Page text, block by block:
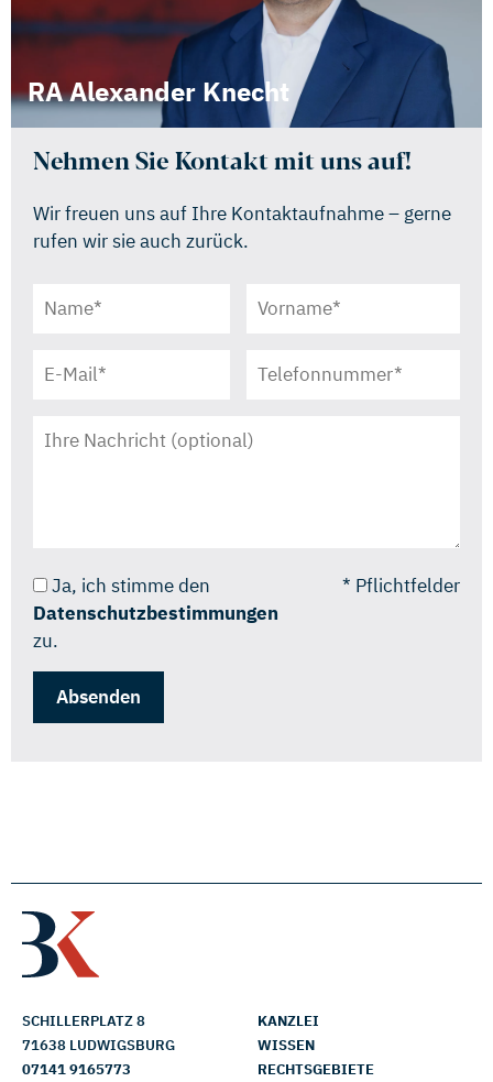
RA Alexander Knecht
Nehmen Sie Kontakt mit uns auf!
Wir freuen uns auf Ihre Kontaktaufnahme – gerne
rufen wir sie auch zurück.
Ja, ich stimme den
Datenschutzbestimmungen
zu.
* Pflichtfelder
SCHILLERPLATZ 8
71638 LUDWIGSBURG
07141 9165773
KANZLEI
WISSEN
RECHTSGEBIETE